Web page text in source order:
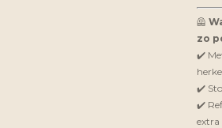
🦺
zo
✔️
✔️
✔️
extra